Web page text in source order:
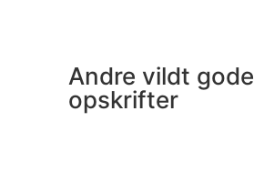
Andre vildt gode
opskrifter